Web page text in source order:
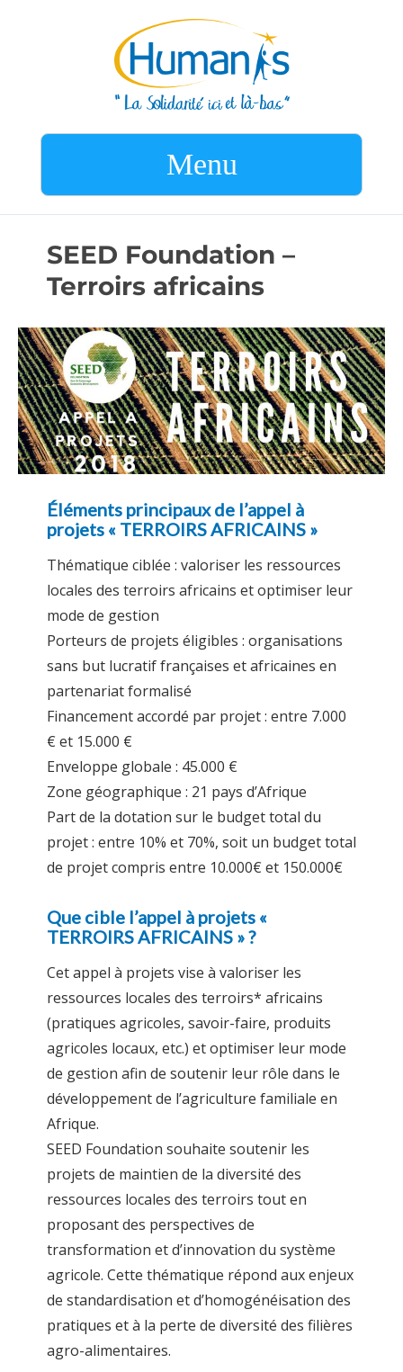
Menu
SEED Foundation –
Terroirs africains
Éléments principaux de l’appel à
projets « TERROIRS AFRICAINS »
Thématique ciblée : valoriser les ressources
locales des terroirs africains et optimiser leur
mode de gestion
Porteurs de projets éligibles : organisations
sans but lucratif françaises et africaines en
partenariat formalisé
Financement accordé par projet : entre 7.000
€ et 15.000 €
Enveloppe globale : 45.000 €
Zone géographique : 21 pays d’Afrique
Part de la dotation sur le budget total du
projet : entre 10% et 70%, soit un budget total
de projet compris entre 10.000€ et 150.000€
Que cible l’appel à projets «
TERROIRS AFRICAINS » ?
Cet appel à projets vise à valoriser les
ressources locales des terroirs* africains
(pratiques agricoles, savoir-faire, produits
agricoles locaux, etc.) et optimiser leur mode
de gestion afin de soutenir leur rôle dans le
développement de l’agriculture familiale en
Afrique.
SEED Foundation souhaite soutenir les
projets de maintien de la diversité des
ressources locales des terroirs tout en
proposant des perspectives de
transformation et d’innovation du système
agricole. Cette thématique répond aux enjeux
de standardisation et d’homogénéisation des
pratiques et à la perte de diversité des filières
agro-alimentaires.